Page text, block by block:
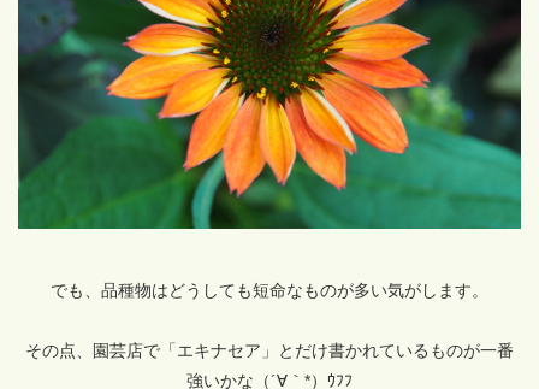
でも、品種物はどうしても短命なものが多い気がします。
その点、園芸店で「エキナセア」とだけ書かれているものが一番
強いかな（´∀｀*）ｳﾌﾌ